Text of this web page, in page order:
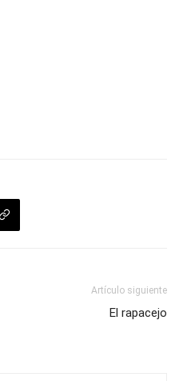
Artículo siguiente
El rapacejo